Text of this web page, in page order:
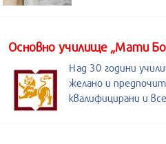
Основно училище „Мати
Над 30 години
желано и
квалифицирани и